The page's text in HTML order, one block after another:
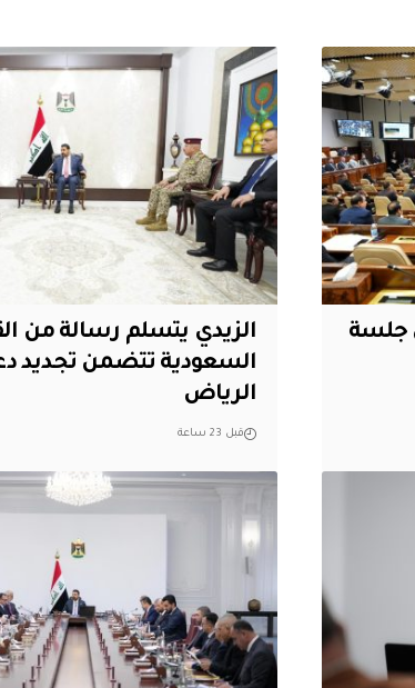
جلسة
الزيدي يتسلم رسالة من
السعودية تتضمن تجديد
الرياض
قبل 23 ساعة